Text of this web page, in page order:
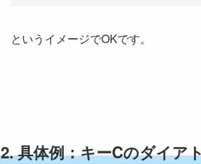
というイメージでOKです。
2. 具体例：キーCのダイア